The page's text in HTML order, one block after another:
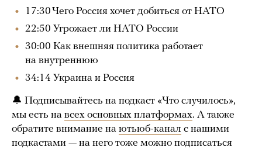
17:30 Чего Россия хочет добиться от НАТО
22:50 Угрожает ли НАТО России
30:00 Как внешняя политика работает
на внутреннюю
34:14 Украина и Россия
🔔 Подписывайтесь на подкаст «Что случилось»,
мы есть на всех основных платформах. А также
обратите внимание на ютьюб-канал с нашими
подкастами — на него тоже можно подписаться